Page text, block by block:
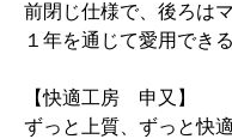
前閉じ仕様で、後ろは
１年を通じて愛用でき
【快適工房 申又】
ずっと上質、ずっと快適